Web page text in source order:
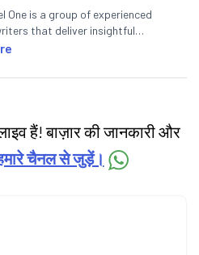
One is a group of experienced
that deliver insightful
stock market, IPO, economy,
हैं! बाज़ार की जानकारी और
चैनल से जुड़ें।